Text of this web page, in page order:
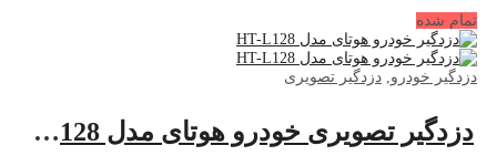
تمام شده
دزدگیر خودرو, دزدگیر تصویری
دزدگیر تصویری خودرو هوتای مدل HT-L128